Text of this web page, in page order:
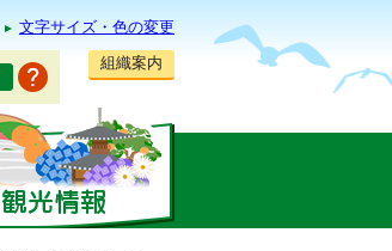
文字サイズ・色の変更
組織案内